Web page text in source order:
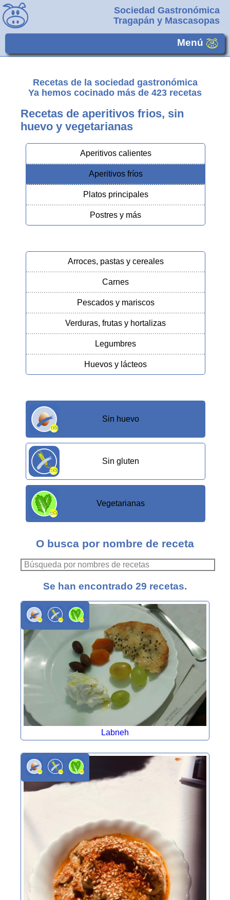
Sociedad Gastronómica
Tragapán y Mascasopas
Menú
Recetas de la sociedad gastronómica
Ya hemos cocinado más de 423 recetas
Recetas de aperitivos frios, sin
huevo y vegetarianas
Aperitivos calientes
Aperitivos fríos
Platos principales
Postres y más
Arroces, pastas y cereales
Carnes
Pescados y mariscos
Verduras, frutas y hortalizas
Legumbres
Huevos y lácteos
Sin huevo
Sin gluten
Vegetarianas
O busca por nombre de receta
Se han encontrado 29 recetas.
Labneh